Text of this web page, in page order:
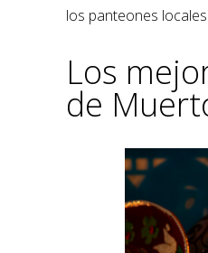
los panteones locales.
Los
de